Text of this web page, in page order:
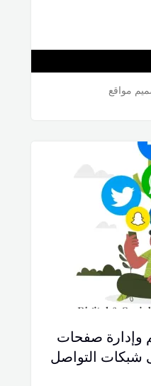
مواقع
وإدارة صفحات
شبكات التواصل